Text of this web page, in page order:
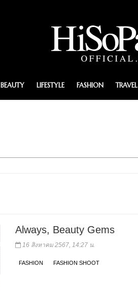
BEAUTY LIFESTYLE FASHION TRAVEL
Always, Beauty Gems
16 สิงหาคม 2567, 14:27 น.
FASHION FASHION SHOOT